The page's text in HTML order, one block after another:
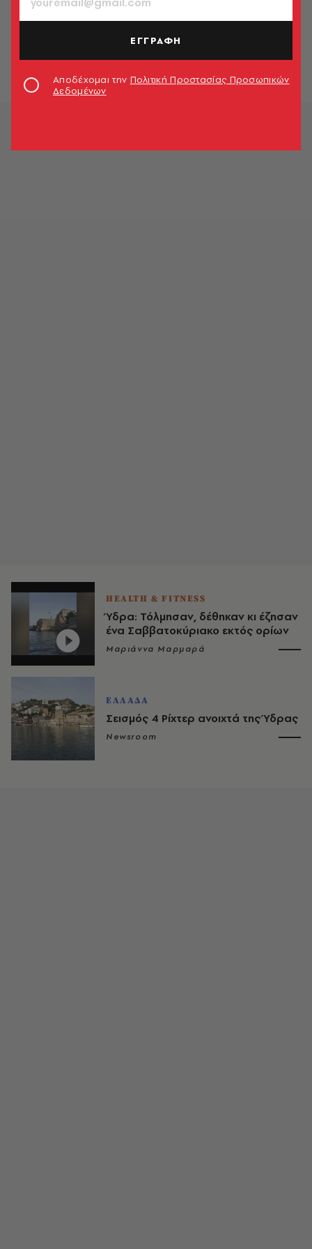
Κριτική ταινίας: Marianne &
Love)
HEALTH & FITNESS
Ύδρα: Τόλμησαν, δέθηκαν κι έζησαν
ένα Σαββατοκύριακο εκτός ορίων
Μαριάννα Μαρμαρά
ΕΛΛΑΔΑ
Σεισμός 4 Ρίχτερ ανοιχτά της Ύδρας
Newsroom
ΕΓΓΡΑΦΗ
Αποδέχομαι την Πολιτική Προστασίας Προσωπικών
Δεδομένων